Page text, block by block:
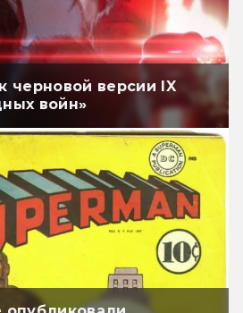
черновой версии IX
войн»